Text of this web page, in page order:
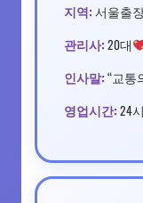
지역: 서울출
관리사: 20대
인사말: “교통
영업시간: 24